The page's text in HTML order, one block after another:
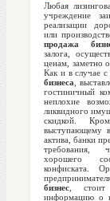
Любая
учреждение
реализации
или
продажа
залога,
ценам, заметно
Как и в случае
бизнеса
,
гостиничный
неплохие
ликвидного
скидкой.
выступающему
актива, банки
требования,
хорошего
конфиската.
бизнес ,
информацию о